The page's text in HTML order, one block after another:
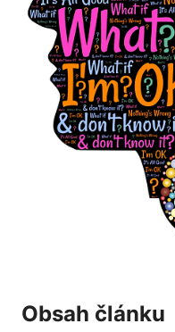
Obsah článku